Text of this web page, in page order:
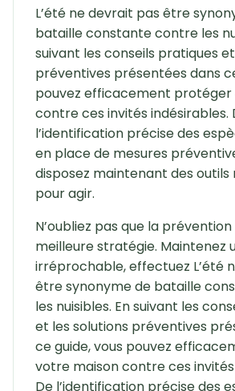
L’été ne devrait pas être
bataille constante contre les
suivant les conseils pratiques
préventives présentées dans
pouvez efficacement
contre ces invités indésirables.
l’identification précise des
en place de mesures
disposez maintenant des outils
pour agir.
N’oubliez pas que la
meilleure stratégie. Maintenez
irréprochable, effectuez L’été
être synonyme de bataille
les nuisibles. En suivant les
et les solutions préventives
ce guide, vous pouvez
votre maison contre ces
De l’identification précise des